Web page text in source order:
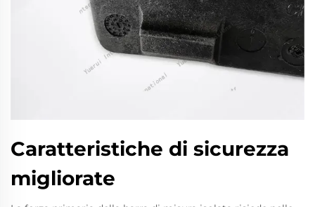
Caratteristiche di sicurezza
migliorate